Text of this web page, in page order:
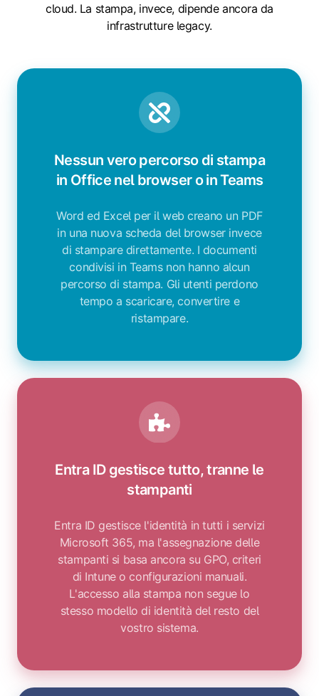
cloud. La stampa, invece, dipende ancora da
infrastrutture legacy.
Nessun vero percorso di stampa
in Office nel browser o in Teams
Word ed Excel per il web creano un PDF
in una nuova scheda del browser invece
di stampare direttamente. I documenti
condivisi in Teams non hanno alcun
percorso di stampa. Gli utenti perdono
tempo a scaricare, convertire e
ristampare.
Entra ID gestisce tutto, tranne le
stampanti
Entra ID gestisce l'identità in tutti i servizi
Microsoft 365, ma l'assegnazione delle
stampanti si basa ancora su GPO, criteri
di Intune o configurazioni manuali.
L'accesso alla stampa non segue lo
stesso modello di identità del resto del
vostro sistema.